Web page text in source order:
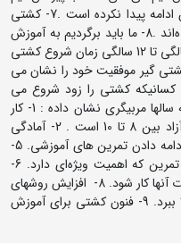
ملی بزرگسالان می شوند .6- کار با جوانان ادامه پیدا نکرده است .7- کشتی
گیرانی که خودشان می خواستند موفق شده‌اند .8- ما باید برگردیم به آموزش
بچه ها و کارها را از پایه شروع کنیم .از 5 سالگی تا 12 سالگی زمان شروع کشتی
داده که پس از 5 سال کشتی گیر موفقیت خود را نشان می
کشتی را زود شروع می
کنند در بزرگسالی موفق می شوند و تجربه سالها مربیگری نشان داده : 1- کار
روی بچه ها که بهترین سن برای کشتی آزاد بین 8 تا 10 است . 2- آمادگی
بدنی. 3- کارهای پایه ای انجام دادن. 4- ادامه دادن تمرین های آموزشی. 5-
آمادگی فیزیکی در تمام مراحل آموزش و تمرین که اهمیت ویژه‌ای دارد. 6-
کیفیت آموزشی هم مهم است. 7- روی قدرت آنها کار شود. 8- افزایش روشهای
آموزشی می‌تواند سطح کشتی جهان را بالا ببرد. 9- فنون کشتی برای آموزش